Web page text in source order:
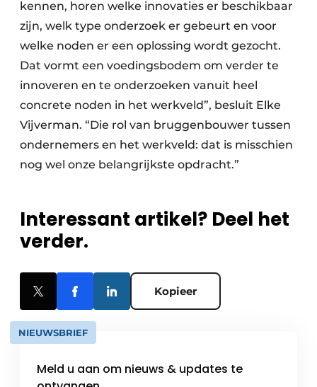
kennen, horen welke innovaties er beschikbaar
zijn, welk type onderzoek er gebeurt en voor
welke noden er een oplossing wordt gezocht.
Dat vormt een voedingsbodem om verder te
innoveren en te onderzoeken vanuit heel
concrete noden in het werkveld”, besluit Elke
Vijverman. “Die rol van bruggenbouwer tussen
ondernemers en het werkveld: dat is misschien
nog wel onze belangrijkste opdracht.”
Interessant artikel? Deel het
verder.
Kopieer
NIEUWSBRIEF
Meld u aan om nieuws & updates te